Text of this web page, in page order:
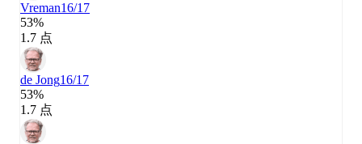
Vreman16/17
53%
1.7 点
de Jong16/17
53%
1.7 点